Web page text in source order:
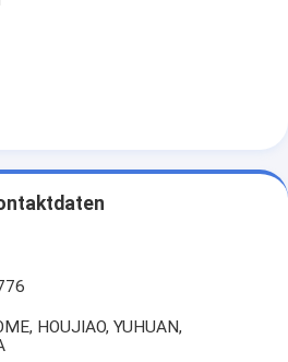
HOUJIAO, YUHUAN,